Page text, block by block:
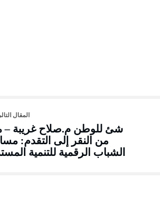
شئ للوطن م.صلاح غريبة –
من النقر إلى التقدم:
الشباب الرقمية للتنمية